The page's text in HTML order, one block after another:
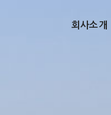
회사소개